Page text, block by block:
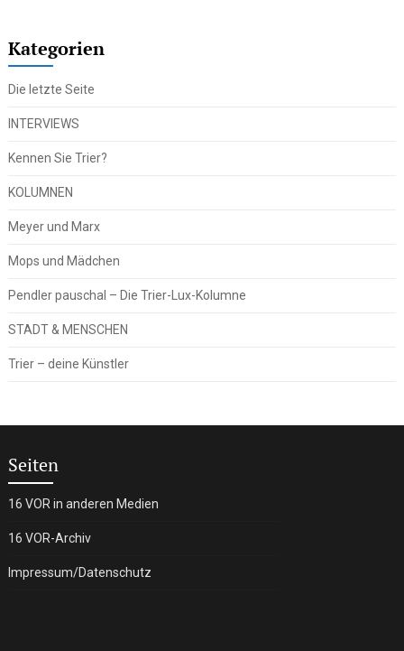
Kategorien
Die letzte Seite
INTERVIEWS
Kennen Sie Trier?
KOLUMNEN
Meyer und Marx
Mops und Mädchen
Pendler pauschal – Die Trier-Lux-Kolumne
STADT & MENSCHEN
Trier – deine Künstler
Seiten
16 VOR in anderen Medien
16 VOR-Archiv
Impressum/Datenschutz